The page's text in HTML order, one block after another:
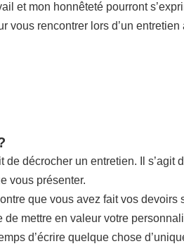
et mon honnêteté pourront
rencontrer lors d’un
décrocher un entretien. Il
vous présenter.
que vous avez fait vos
mettre en valeur votre
d’écrire quelque chose